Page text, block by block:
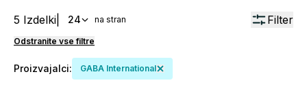
5 Izdelki 24 na stran Filter
Odstranite vse filtre
Proizvajalci: GABA International